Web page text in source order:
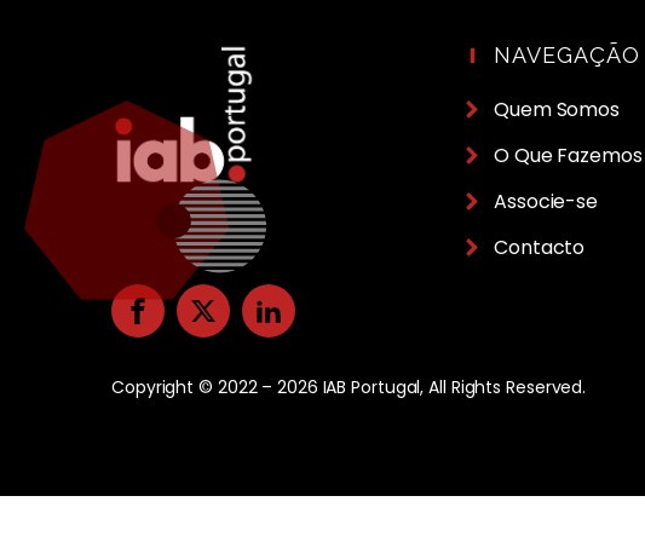
NAVEGAÇÃO
Quem Somos
O Que Fazemos
Associe-se
Contacto
Copyright © 2022 – 2026 IAB Portugal, All Rights Reserved.